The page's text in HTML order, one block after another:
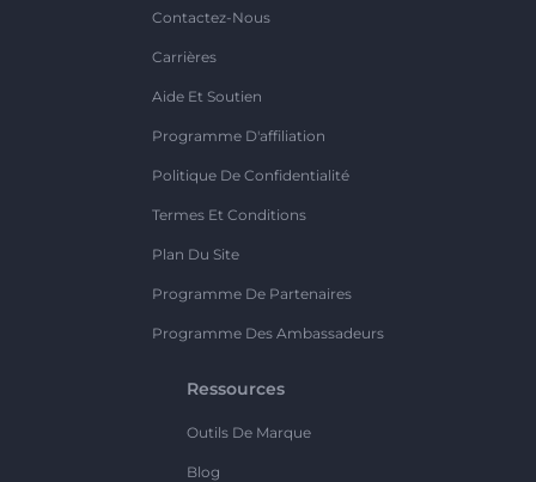
Contactez-Nous
Carrières
Aide Et Soutien
Programme D'affiliation
Politique De Confidentialité
Termes Et Conditions
Plan Du Site
Programme De Partenaires
Programme Des Ambassadeurs
Ressources
Outils De Marque
Blog